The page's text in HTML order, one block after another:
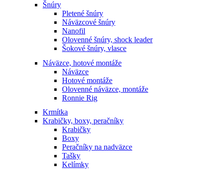
Šnúry
Pletené šnúry
Náväzcové šnúry
Nanofil
Olovenné šnúry, shock leader
Šokové šnúry, vlasce
Náväzce, hotové montáže
Náväzce
Hotové montáže
Olovenné náväzce, montáže
Ronnie Rig
Krmítka
Krabičky, boxy, peračníky
Krabičky
Boxy
Peračníky na nadväzce
Tašky
Kelímky